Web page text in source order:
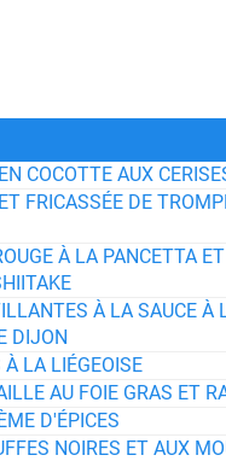
COCOTTE AUX
FRICASSÉE DE
À LA PANCETTA ET
À LA SAUCE À
DIJON
À LA LIÉGEOISE
AU FOIE GRAS ET
D'ÉPICES
NOIRES ET AUX